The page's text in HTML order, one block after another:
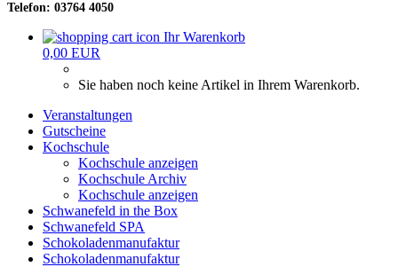
Telefon: 03764 4050
Ihr Warenkorb
0,00 EUR
Sie haben noch keine Artikel in Ihrem Warenkorb.
Veranstaltungen
Gutscheine
Kochschule
Kochschule anzeigen
Kochschule Archiv
Kochschule anzeigen
Schwanefeld in the Box
Schwanefeld SPA
Schokoladenmanufaktur
Schokoladenmanufaktur